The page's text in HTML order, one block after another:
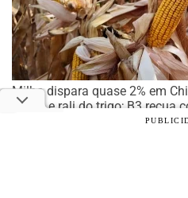
Milho dispara quase 2% em
Negro e rali do trigo; B3 recua